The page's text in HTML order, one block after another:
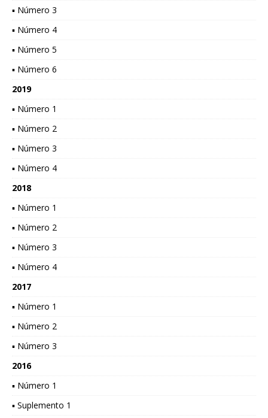
▪ Número 3
▪ Número 4
▪ Número 5
▪ Número 6
2019
▪ Número 1
▪ Número 2
▪ Número 3
▪ Número 4
2018
▪ Número 1
▪ Número 2
▪ Número 3
▪ Número 4
2017
▪ Número 1
▪ Número 2
▪ Número 3
2016
▪ Número 1
▪ Suplemento 1